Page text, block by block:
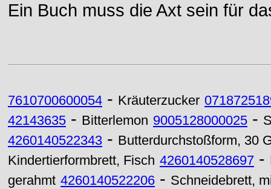
Ein Buch muss die Axt sein für
7610700600054 - Kräuterzucker
42143635 - Bitterlemon 9005128000025 -
4260140522343 - Butterdurchstoßform, 30
Kindertierformbrett, Fisch 4260140528697 -
gerahmt 4260140522206 - Schneidebrett,